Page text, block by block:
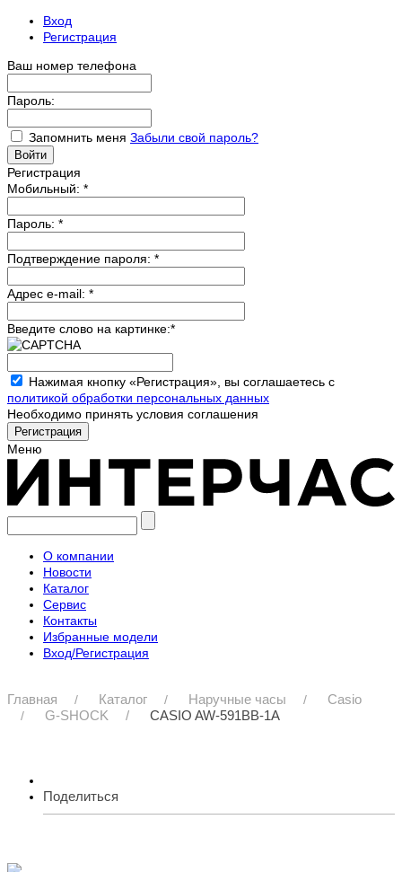
Вход
Регистрация
Ваш номер телефона
Пароль:
Запомнить меня Забыли свой пароль?
Регистрация
Мобильный: *
Пароль: *
Подтверждение пароля: *
Адрес e-mail: *
Введите слово на картинке:*
Нажимая кнопку «Регистрация», вы соглашаетесь с
политикой обработки персональных данных
Необходимо принять условия соглашения
Меню
О компании
Новости
Каталог
Сервис
Контакты
Избранные модели
Вход/Регистрация
Главная Каталог Наручные часы
Casio
G-SHOCK
CASIO AW-591BB-1A
Поделиться